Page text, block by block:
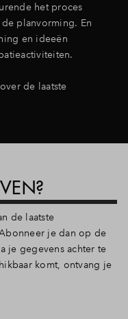
het proces
planvorming. En
en ideeën
de laatste
de laatste
je dan op de
je gegevens achter te
komt, ontvang je